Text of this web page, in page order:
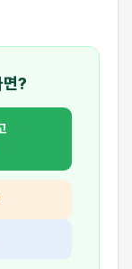
면?